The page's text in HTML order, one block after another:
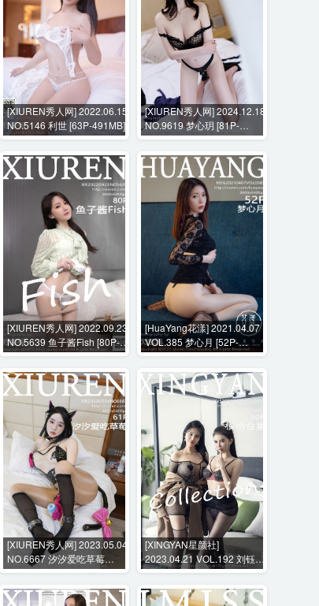
[XIUREN秀人网] 2022.06.15
NO.5146 利世 [63P-491MB]
[XIUREN秀人网] 2024.12.18
NO.9619 梦心玥 [81P-
679MB]
[XIUREN秀人网] 2022.09.23
NO.5639 鱼子酱Fish [80P-
698MB]
[HuaYang花漾] 2021.04.07
VOL.385 梦心月 [52P-
665MB]
[XIUREN秀人网] 2023.05.04
NO.6667 汐汐爱吃草莓
[62P-493MB]
[XINGYAN星颜社]
2023.04.21 VOL.192 刘钰儿
[80P-873MB]